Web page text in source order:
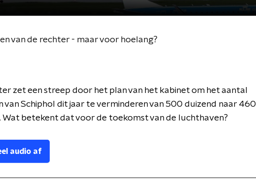
van de rechter - maar voor hoelang?
zet een streep door het plan van het kabinet om het aantal
van Schiphol dit jaar te verminderen van 500 duizend naar 460
Wat betekent dat voor de toekomst van de luchthaven?
audio af